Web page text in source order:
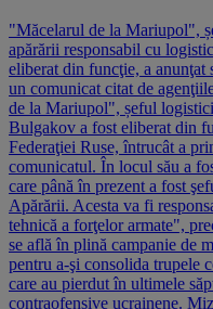
"Măcelarul de la Mariupol",
apărării responsabil cu
eliberat din funcţie, a
un comunicat citat de
de la Mariupol", șeful
Bulgakov a fost eliberat din
Federaţiei Ruse, întrucât a
comunicatul. În locul său a
care până în prezent a fost
Apărării. Acesta va fi
tehnică a forţelor armate",
se află în plină campanie de
pentru a-şi consolida trupele
care au pierdut în ultimele
contraofensive ucrainene.